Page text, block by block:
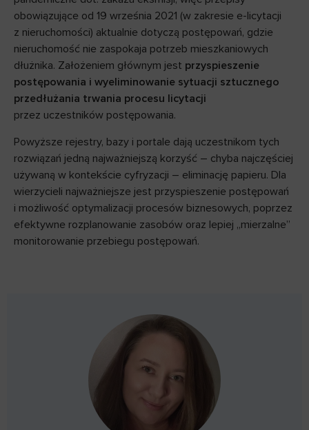
obowiązujące od 19 września 2021 (w zakresie e-licytacji
z nieruchomości) aktualnie dotyczą postępowań, gdzie
nieruchomość nie zaspokaja potrzeb mieszkaniowych
dłużnika. Założeniem głównym jest przyspieszenie
postępowania i wyeliminowanie sytuacji sztucznego
przedłużania trwania procesu licytacji
przez uczestników postępowania.
Powyższe rejestry, bazy i portale dają uczestnikom tych
rozwiązań jedną najważniejszą korzyść – chyba najczęściej
używaną w kontekście cyfryzacji – eliminację papieru. Dla
wierzycieli najważniejsze jest przyspieszenie postępowań
i możliwość optymalizacji procesów biznesowych, poprzez
efektywne rozplanowanie zasobów oraz lepiej „mierzalne”
monitorowanie przebiegu postępowań.